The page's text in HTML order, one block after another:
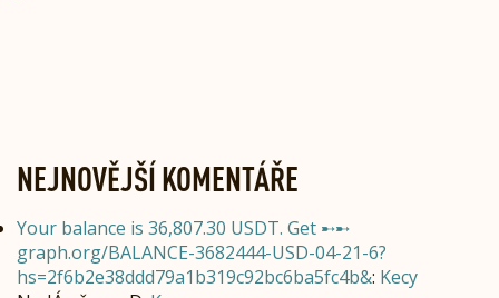
NEJNOVĚJŠÍ KOMENTÁŘE
Your balance is 36,807.30 USDT. Get ➸➸
graph.org/BALANCE-3682444-USD-04-21-6?
hs=2f6b2e38ddd79a1b319c92bc6ba5fc4b&: Kecy